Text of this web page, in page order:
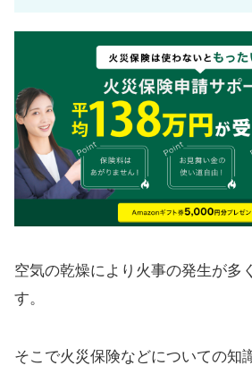
空気の乾燥により火事の発生が多
す。
そこで火災保険などについての知